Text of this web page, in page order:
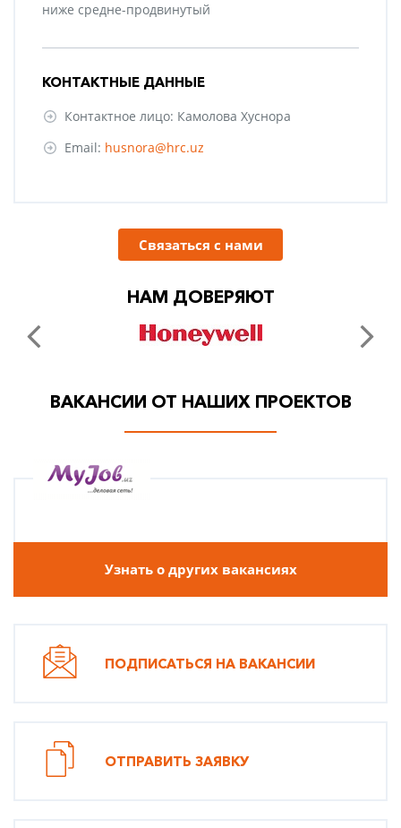
ниже средне-продвинутый
КОНТАКТНЫЕ ДАННЫЕ
Контактное лицо: Камолова Хуснора
Email: husnora@hrc.uz
Связаться с нами
НАМ ДОВЕРЯЮТ
ВАКАНСИИ ОТ НАШИХ ПРОЕКТОВ
Узнать о других вакансиях
ПОДПИСАТЬСЯ НА ВАКАНСИИ
ОТПРАВИТЬ ЗАЯВКУ